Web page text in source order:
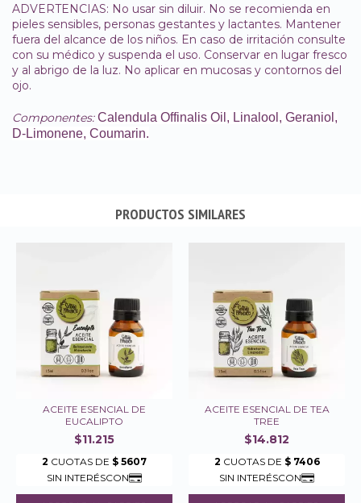
ADVERTENCIAS: No usar sin diluir. No se recomienda en
pieles sensibles, personas gestantes y lactantes. Mantener
fuera del alcance de los niños. En caso de irritación consulte
con su médico y suspenda el uso. Conservar en lugar fresco
y al abrigo de la luz. No aplicar en mucosas y contornos del
ojo.
Componentes: Calendula Offinalis Oil, Linalool, Geraniol,
D-Limonene, Coumarin.
PRODUCTOS SIMILARES
ACEITE ESENCIAL DE
EUCALIPTO
$11.215
ACEITE ESENCIAL DE TEA
TREE
$14.812